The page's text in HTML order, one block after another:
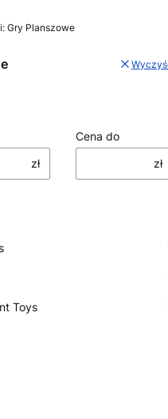
Gry Planszowe
zł
Cena do
zł
Toys